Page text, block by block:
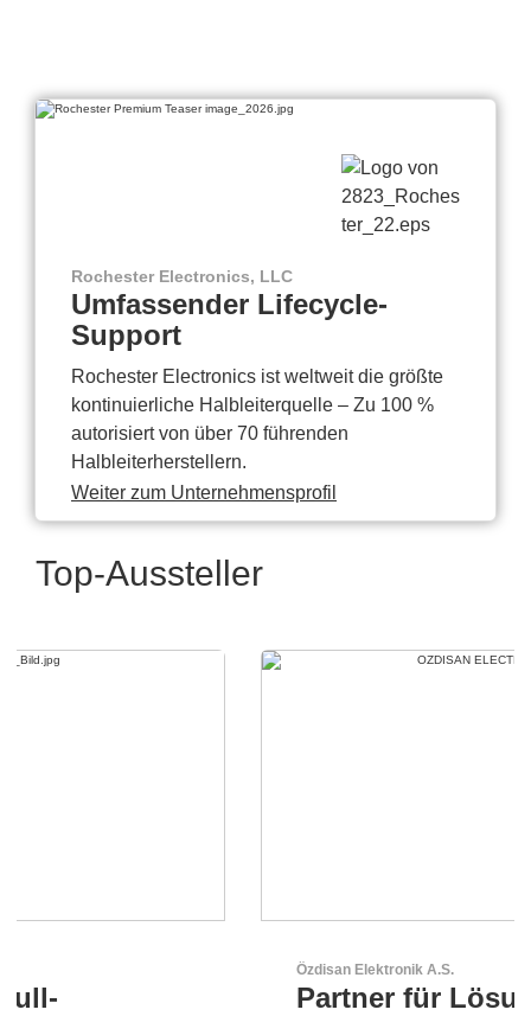
Rochester Electronics, LLC
Umfassender Lifecycle-
Support
Rochester Electronics ist weltweit die größte
kontinuierliche Halbleiterquelle – Zu 100 %
autorisiert von über 70 führenden
Halbleiterherstellern.
Weiter zum Unternehmensprofil
Top-Aussteller
Partner für Lösungen mit